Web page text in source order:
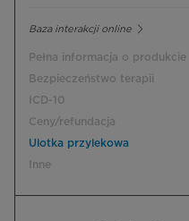
Baza interakcji online
Pełna informacja o produkcie
Bezpieczeństwo terapii
ICD-10
Ceny/refundacja
Ulotka przylekowa
Inne